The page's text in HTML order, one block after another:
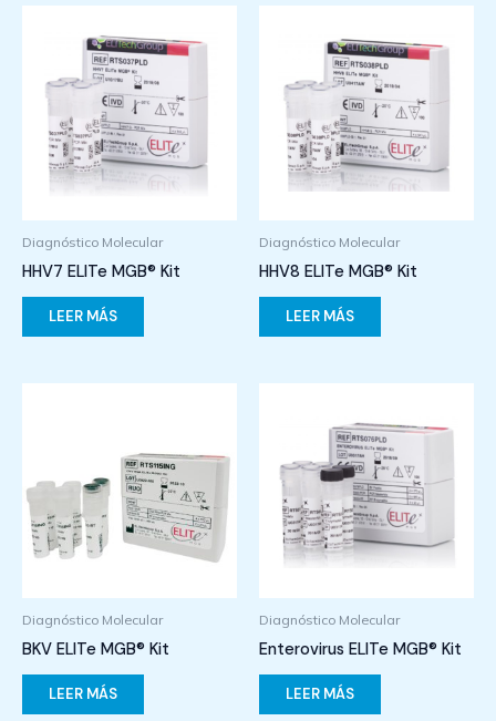
Diagnóstico Molecular
HHV7 ELITe MGB® Kit
LEER MÁS
Diagnóstico Molecular
HHV8 ELITe MGB® Kit
LEER MÁS
Diagnóstico Molecular
BKV ELITe MGB® Kit
LEER MÁS
Diagnóstico Molecular
Enterovirus ELITe MGB® Kit
LEER MÁS